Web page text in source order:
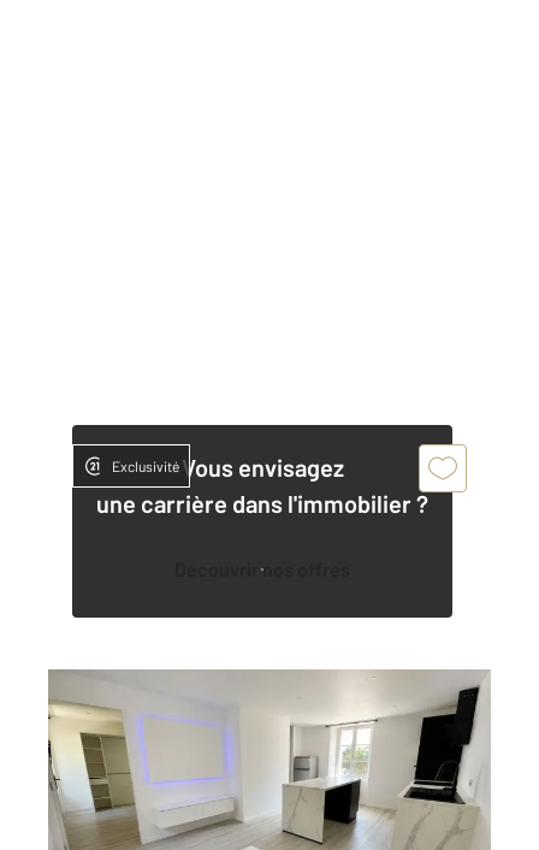
Vous envisagez
une carrière dans l'immobilier ?
Découvrir nos offres
Exclusivité
VANNES 56
37,52 m
2 , 2 pièces
Ref : 3463
Appartement T2 à vendre
164 000 €